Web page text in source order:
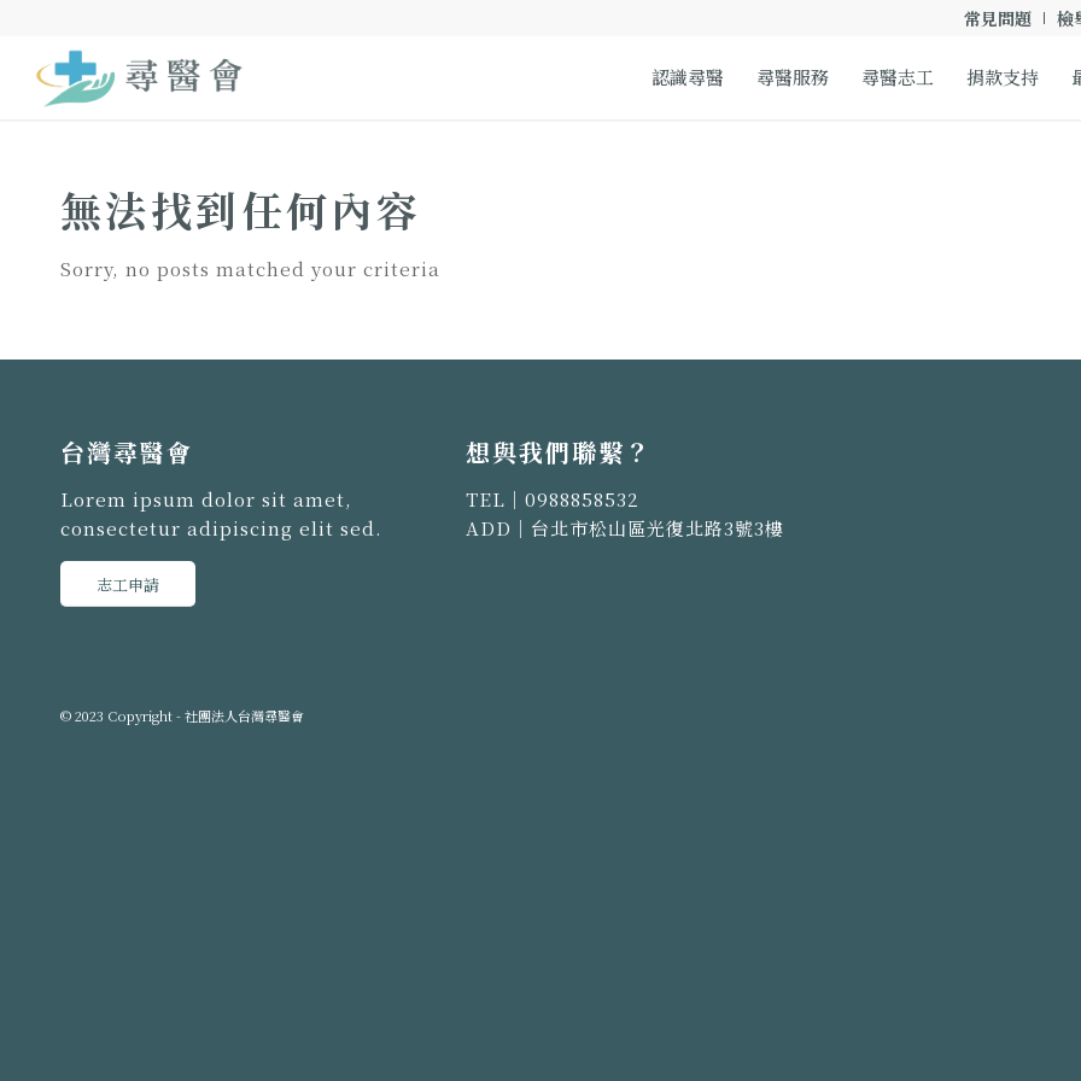
常見問題 檢
認識尋醫 尋醫服務 尋醫志工 捐款支持
無法找到任何內容
Sorry, no posts matched your criteria
台灣尋醫會
Lorem ipsum dolor sit amet,
consectetur adipiscing elit sed.
志工申請
想與我們聯繫？
TEL｜ 0988858532
ADD｜台北市松山區光復北路3號3樓
© 2023 Copyright - 社團法人台灣尋醫會